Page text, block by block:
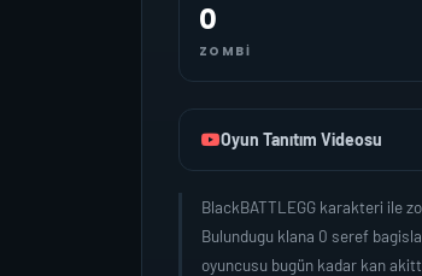
0
ZOMBI
Oyun Tanıtım Videosu
BlackBATTLEGG karakteri ile
Bulundugu klana 0 seref
oyuncusu bugün kadar kan